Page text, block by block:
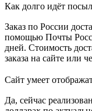
Как долго идёт
Заказ по России
помощью Почты
дней. Стоимость
заказа на сайте или
Сайт умеет
Да, сейчас